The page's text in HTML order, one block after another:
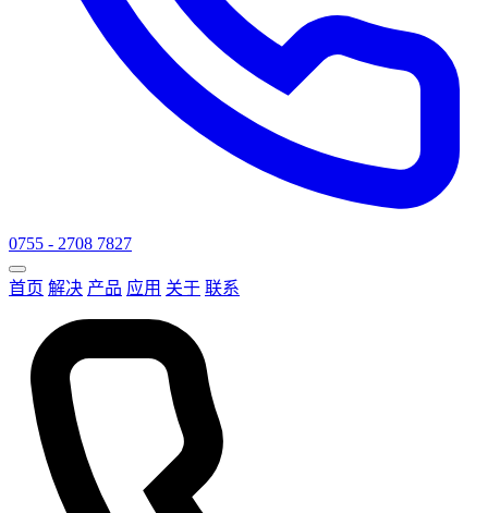
0755 - 2708 7827
首页 解决 产品 应用 关于 联系